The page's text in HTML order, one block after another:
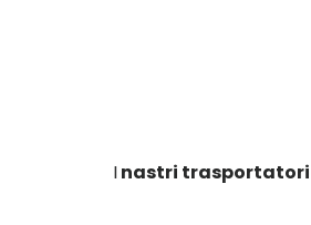
Inastri trasportatori